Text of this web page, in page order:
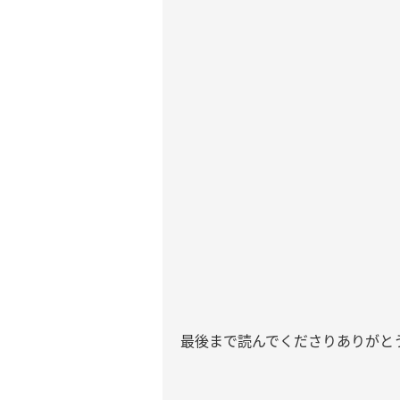
最後まで読んでくださりありがと